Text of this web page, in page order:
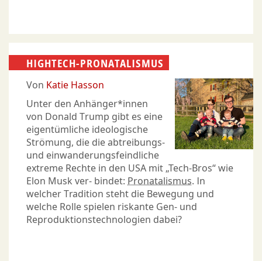
HIGHTECH-PRONATALISMUS
Von Katie Hasson
Unter den Anhänger*innen
von Donald Trump gibt es eine
eigentümliche ideologische
Strömung, die die abtreibungs-
und einwanderungsfeindliche
extreme Rechte in den USA mit „Tech-Bros“ wie
Elon Musk ver- bindet: Pronatalismus. In
welcher Tradition steht die Bewegung und
welche Rolle spielen riskante Gen- und
Reproduktionstechnologien dabei?